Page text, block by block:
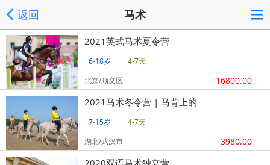
返回 马术
2021英式马术夏令营
6-18岁
4-7天
北京/顺义区
16800.00
2021马术冬令营 | 马背上的
7-15岁
4-7天
湖北/武汉市
3980.00
2020双语马术独立营